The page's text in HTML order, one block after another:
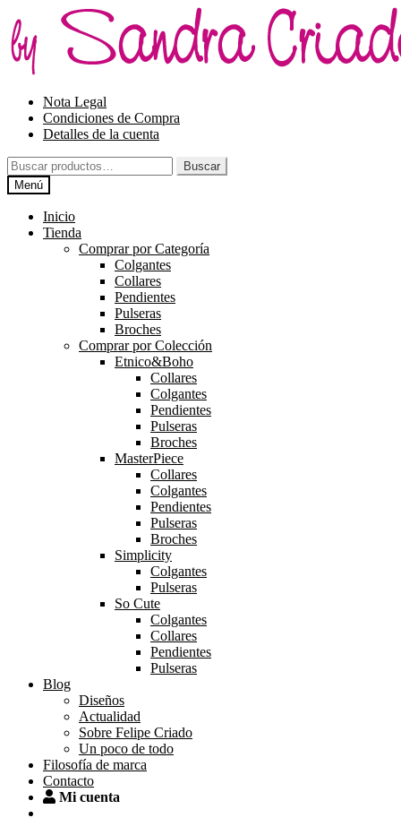
la
navegación
al
contenido
Nota Legal
Condiciones de Compra
Detalles de la cuenta
Buscar
por:
Buscar
Menú
Inicio
Tienda
Comprar por Categoría
Colgantes
Collares
Pendientes
Pulseras
Broches
Comprar por Colección
Etnico&Boho
Collares
Colgantes
Pendientes
Pulseras
Broches
MasterPiece
Collares
Colgantes
Pendientes
Pulseras
Broches
Simplicity
Colgantes
Pulseras
So Cute
Colgantes
Collares
Pendientes
Pulseras
Blog
Diseños
Actualidad
Sobre Felipe Criado
Un poco de todo
Filosofía de marca
Contacto
Mi cuenta